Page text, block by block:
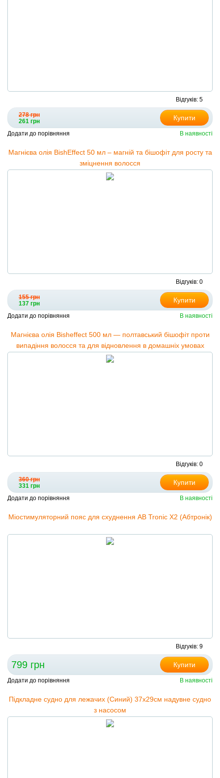
Відгуків: 5
278 грн
261 грн
Купити
Додати до порівняння В наявності
Магнієва олія BishEffect 50 мл – магній та бішофіт для росту та
зміцнення волосся
Відгуків: 0
155 грн
137 грн
Купити
Додати до порівняння В наявності
Магнієва олія Bisheffect 500 мл — полтавський бішофіт проти
випадіння волосся та для відновлення в домашніх умовах
Відгуків: 0
360 грн
331 грн
Купити
Додати до порівняння В наявності
Міостимуляторний пояс для схуднення AB Tronic X2 (Абтронік)
Відгуків: 9
799 грн Купити
Додати до порівняння В наявності
Підкладне судно для лежачих (Синий) 37х29см надувне судно
з насосом